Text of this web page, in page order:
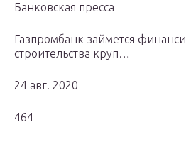
Банковская пресса
Газпромбанк займется
строительства круп…
24 авг. 2020
464